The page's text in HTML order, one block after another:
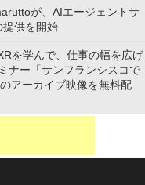
が、AIエージェントサ
提供を開始
を学んで、仕事の幅を広げ
ナー「サンフランシスコで
アーカイブ映像を無料配